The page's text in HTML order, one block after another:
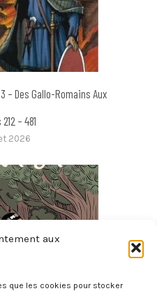
aux
que les cookies pour stocker
– Des Gallo-Romains Aux
– 481
2026